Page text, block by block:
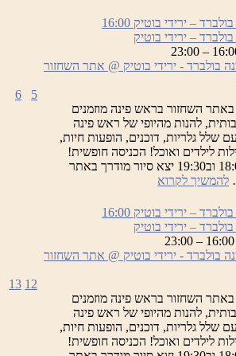
– ירידי בוטיק 16:00
– ירידי בוטיק
באתר השחזור בראש פינה מוזמנים
להנות מהיופי של ראש פינה
שלל גלריות, דוכנים, הופעות חיות,
לילדים ואוכל! הכניסה חופשית!
בשעות 18:00 וב19:30 יצא סיור מודרך באתר
להמשיך לקרוא
בולברד
–
ירידי
בוטיק
5
6
– ירידי בוטיק 16:00
– ירידי בוטיק
באתר השחזור בראש פינה מוזמנים
להנות מהיופי של ראש פינה
שלל גלריות, דוכנים, הופעות חיות,
לילדים ואוכל! הכניסה חופשית!
12
13